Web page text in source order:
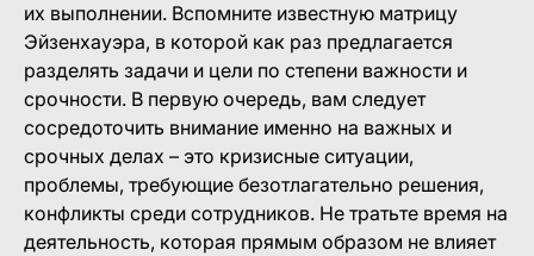
их выполнении. Вспомните известную матрицу
Эйзенхауэра, в которой как раз предлагается
разделять задачи и цели по степени важности и
срочности. В первую очередь, вам следует
сосредоточить внимание именно на важных и
срочных делах – это кризисные ситуации,
проблемы, требующие безотлагательно решения,
конфликты среди сотрудников. Не тратьте время на
деятельность, которая прямым образом не влияет